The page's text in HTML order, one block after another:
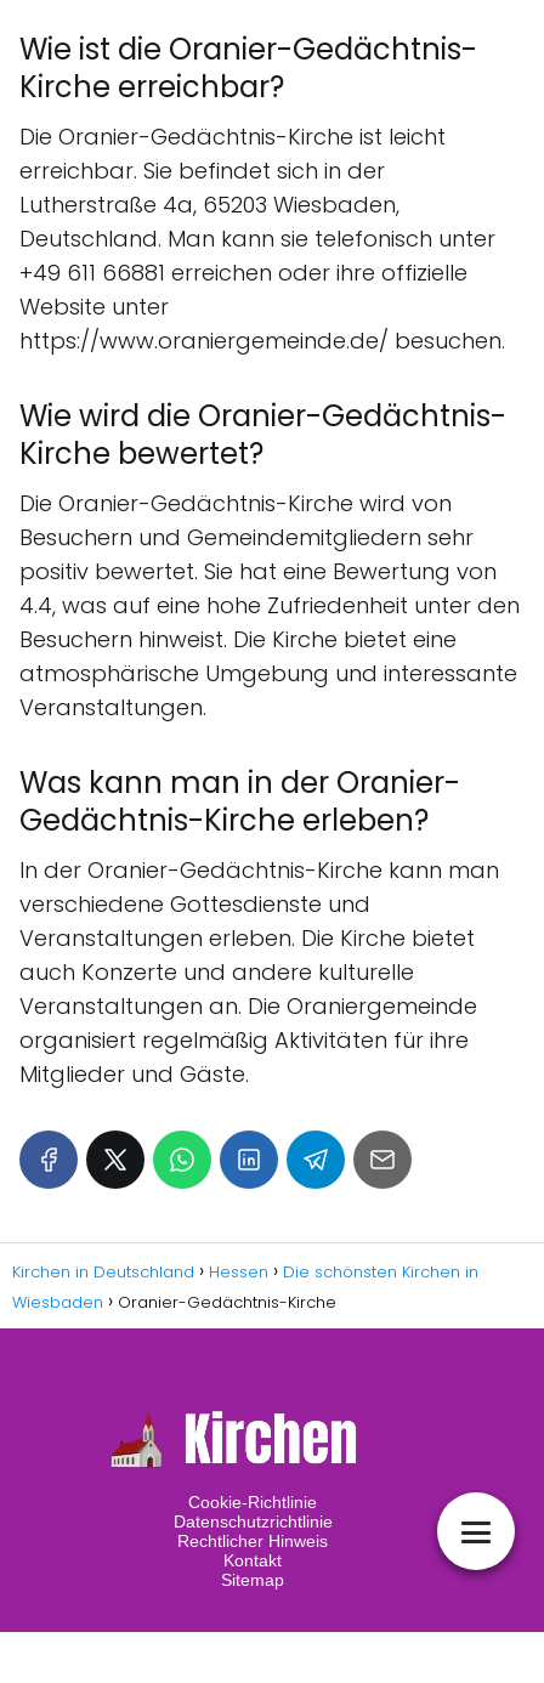
Wie ist die Oranier-Gedächtnis-
Kirche erreichbar?
Die Oranier-Gedächtnis-Kirche ist leicht
erreichbar. Sie befindet sich in der
Lutherstraße 4a, 65203 Wiesbaden,
Deutschland. Man kann sie telefonisch unter
+49 611 66881 erreichen oder ihre offizielle
Website unter
https://www.oraniergemeinde.de/ besuchen.
Wie wird die Oranier-Gedächtnis-
Kirche bewertet?
Die Oranier-Gedächtnis-Kirche wird von
Besuchern und Gemeindemitgliedern sehr
positiv bewertet. Sie hat eine Bewertung von
4.4, was auf eine hohe Zufriedenheit unter den
Besuchern hinweist. Die Kirche bietet eine
atmosphärische Umgebung und interessante
Veranstaltungen.
Was kann man in der Oranier-
Gedächtnis-Kirche erleben?
In der Oranier-Gedächtnis-Kirche kann man
verschiedene Gottesdienste und
Veranstaltungen erleben. Die Kirche bietet
auch Konzerte und andere kulturelle
Veranstaltungen an. Die Oraniergemeinde
organisiert regelmäßig Aktivitäten für ihre
Mitglieder und Gäste.
Kirchen in Deutschland Hessen
Die schönsten Kirchen in
Wiesbaden
Oranier-Gedächtnis-Kirche
Cookie-Richtlinie
Datenschutzrichtlinie
Rechtlicher Hinweis
Kontakt
Sitemap